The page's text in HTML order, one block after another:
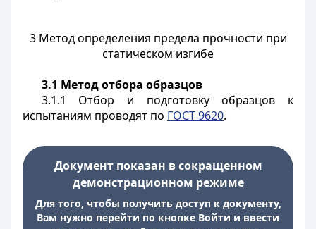
3 Метод определения предела прочности при
статическом изгибе
3.1 Метод отбора образцов
3.1.1 Отбор и подготовку образцов к
испытаниям проводят по ГОСТ 9620.
Документ показан в сокращенном
демонстрационном режиме
Для того, чтобы получить доступ к документу,
Вам нужно перейти по кнопке Войти и ввести